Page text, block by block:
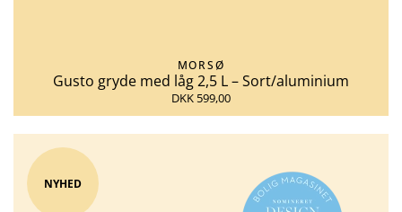
MORSØ
Gusto gryde med låg 2,5 L – Sort/aluminium
DKK 599,00
NYHED